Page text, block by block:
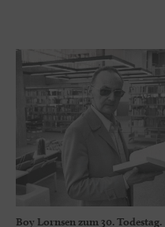
Boy Lornsen zum 30. Todestag.